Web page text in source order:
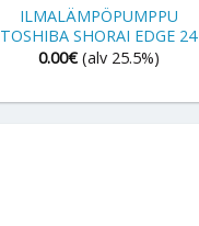
ILMALÄMPÖPUMPPU
TOSHIBA SHORAI EDGE 24
0.00€ (alv 25.5%)